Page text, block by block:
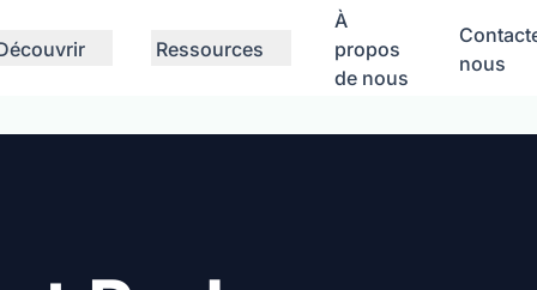
Ressources
À
propos
de nous
nous